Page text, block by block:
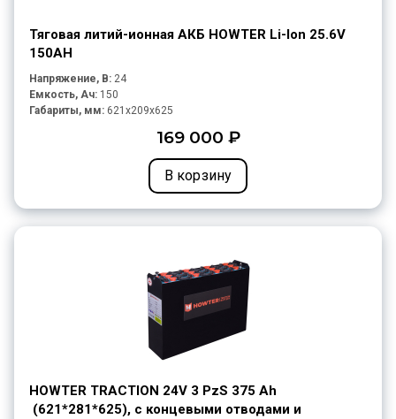
Тяговая литий-ионная АКБ HOWTER Li-Ion 25.6V
150AH
Напряжение, В: 24
Емкость, Ач: 150
Габариты, мм: 621x209x625
169 000 ₽
В корзину
HOWTER TRACTION 24V 3 PzS 375 Ah
(621*281*625), с концевыми отводами и